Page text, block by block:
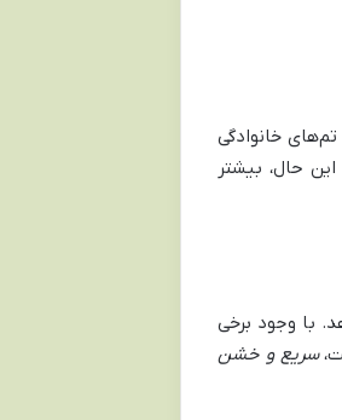
خانوادگی
حال، بیشتر
با وجود برخی
سریع و خشن